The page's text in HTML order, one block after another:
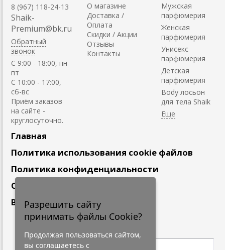
8 (967) 118-24-13
Shaik-
Premium@bk.ru
Обратный
звонок
C 9:00 - 18:00, пн-
пт
С 10:00 - 17:00,
сб-вс
Приём заказов
на сайте -
круглосуточно.
О магазине
Доставка /
Оплата
Скидки / Акции
Отзывы
Контакты
Мужская
парфюмерия
Женская
парфюмерия
Унисекс
парфюмерия
Детская
парфюмерия
Body лосьон
для тела Shaik
Главная
Политика использования cookie файлов
Политика конфиденциальности
Сотрудничество
Вакансии
Подпишитесь
Разрешить сайту
принимать файлы Cookie?
Продолжая пользоваться сайтом,
вы соглашаетесь с